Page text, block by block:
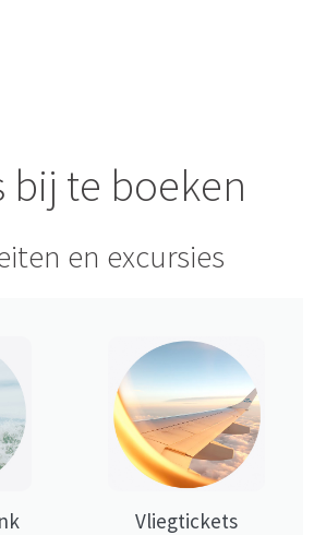
bij te boeken
en excursies
Vliegtickets